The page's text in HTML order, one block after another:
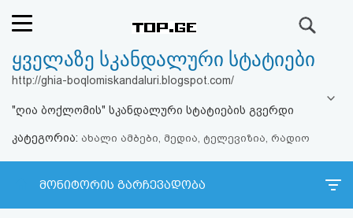
რეიტინგი
ფოსტა
კითხვა-
პასუხი
ყველაზე სკანდალური სტატიები
http://ghia-boqlomiskandaluri.blogspot.com/
"ღია ბოქლომის" სკანდალური სტატიების გვერდი
კატეგორია: ახალი ამბები, მედია, ტელევიზია, რადიო
მონიტორის გარჩევადობა